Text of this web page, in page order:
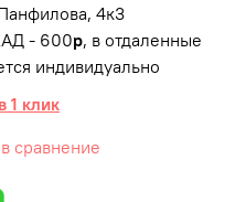
4к3
- 600р, в отдаленные
индивидуально
1 клик
сравнение